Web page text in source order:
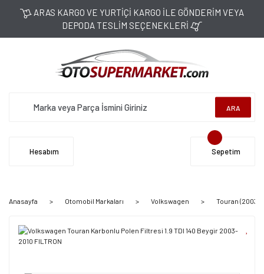
ARAS KARGO VE YURTİÇİ KARGO İLE GÖNDERİM VEYA
DEPODA TESLİM SEÇENEKLERİ
ARA
Hesabım Sepetim
Anasayfa Otomobil Markaları Volkswagen Touran (2003-